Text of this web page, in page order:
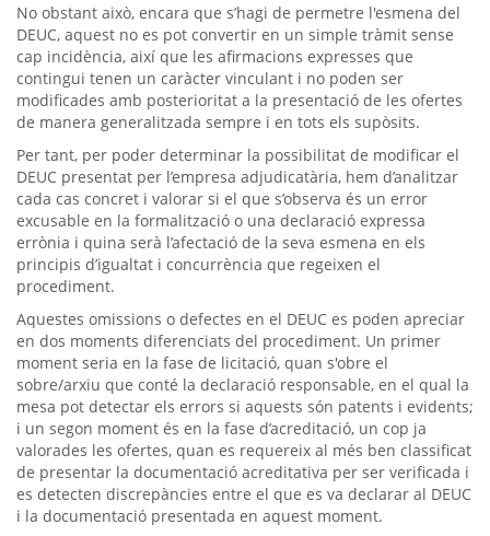
No obstant això, encara que s’hagi de permetre l'esmena del
DEUC, aquest no es pot convertir en un simple tràmit sense
cap incidència, així que les afirmacions expresses que
contingui tenen un caràcter vinculant i no poden ser
modificades amb posterioritat a la presentació de les ofertes
de manera generalitzada sempre i en tots els supòsits.
Per tant, per poder determinar la possibilitat de modificar el
DEUC presentat per l’empresa adjudicatària, hem d’analitzar
cada cas concret i valorar si el que s’observa és un error
excusable en la formalització o una declaració expressa
errònia i quina serà l’afectació de la seva esmena en els
principis d’igualtat i concurrència que regeixen el
procediment.
Aquestes omissions o defectes en el DEUC es poden apreciar
en dos moments diferenciats del procediment. Un primer
moment seria en la fase de licitació, quan s'obre el
sobre/arxiu que conté la declaració responsable, en el qual la
mesa pot detectar els errors si aquests són patents i evidents;
i un segon moment és en la fase d’acreditació, un cop ja
valorades les ofertes, quan es requereix al més ben classificat
de presentar la documentació acreditativa per ser verificada i
es detecten discrepàncies entre el que es va declarar al DEUC
i la documentació presentada en aquest moment.